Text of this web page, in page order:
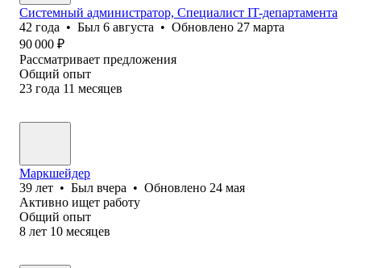
Системный администратор, Специалист IT-департамента
42 года • Был 6 августа • Обновлено 27 марта
90 000 ₽
Рассматривает предложения
Общий опыт
23 года 11 месяцев
Маркшейдер
39 лет • Был вчера • Обновлено 24 мая
Активно ищет работу
Общий опыт
8 лет 10 месяцев